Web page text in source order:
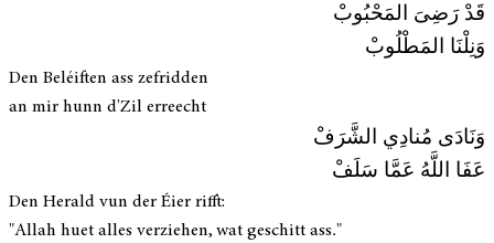
قَدْ رَضِىَ المَحْبُوبْ
وَنِلْنَا المَطْلُوبْ
Den Beléiften ass zefridden
an mir hunn d'Zil erreecht
وَنَادَى مُنادِي الشَّرَفْ
عَفَا اللَّهُ عَمَّا سَلَفْ
Den Herald vun der Éier rifft:
"Allah huet alles verziehen, wat geschitt ass."